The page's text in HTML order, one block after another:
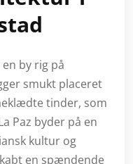
by rig på
smukt placeret
tinder, som
Paz byder på en
kultur og
en spændende